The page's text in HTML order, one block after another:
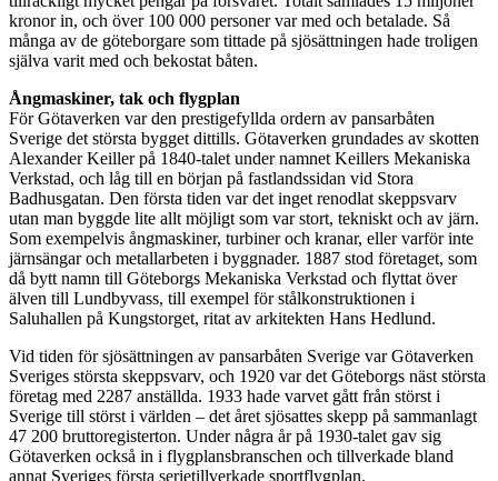
kronor in, och över 100 000 personer var med och betalade. Så
många av de göteborgare som tittade på sjösättningen hade troligen
själva varit med och bekostat båten.
Ångmaskiner, tak och flygplan
För Götaverken var den prestigefyllda ordern av pansarbåten
Sverige det största bygget dittills. Götaverken grundades av skotten
Alexander Keiller på 1840-talet under namnet Keillers Mekaniska
Verkstad, och låg till en början på fastlandssidan vid Stora
Badhusgatan. Den första tiden var det inget renodlat skeppsvarv
utan man byggde lite allt möjligt som var stort, tekniskt och av järn.
Som exempelvis ångmaskiner, turbiner och kranar, eller varför inte
järnsängar och metallarbeten i byggnader. 1887 stod företaget, som
då bytt namn till Göteborgs Mekaniska Verkstad och flyttat över
älven till Lundbyvass, till exempel för stålkonstruktionen i
Saluhallen på Kungstorget, ritat av arkitekten Hans Hedlund.
Vid tiden för sjösättningen av pansarbåten Sverige var Götaverken
Sveriges största skeppsvarv, och 1920 var det Göteborgs näst största
företag med 2287 anställda. 1933 hade varvet gått från störst i
Sverige till störst i världen – det året sjösattes skepp på sammanlagt
47 200 bruttoregisterton. Under några år på 1930-talet gav sig
Götaverken också in i flygplansbranschen och tillverkade bland
annat Sveriges första serietillverkade sportflygplan.